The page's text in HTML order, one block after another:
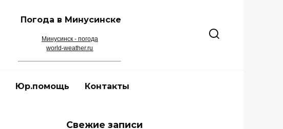
Погода в Минусинске
Минусинск - погода
world-weather.ru
Юр.помощь Контакты
Свежие записи